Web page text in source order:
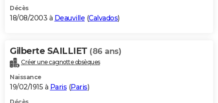
Décès
18/08/2003 à Deauville (Calvados)
Gilberte SAILLIET (86 ans)
Créer une cagnotte obsèques
Naissance
19/02/1915 à Paris (Paris)